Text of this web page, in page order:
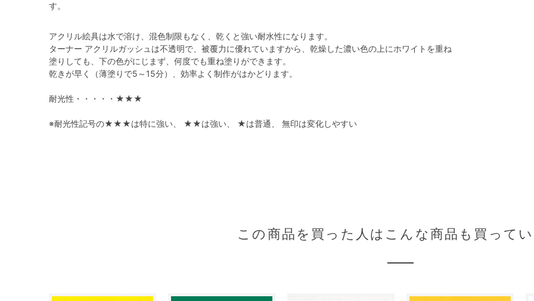
す。
アクリル絵具は水で溶け、混色制限もなく、乾くと強い耐水性になります。
ターナー アクリルガッシュは不透明で、被覆力に優れていますから、乾燥した濃い色の上にホワイトを重ね
塗りしても、下の色がにじまず、何度でも重ね塗りができます。
乾きが早く（薄塗りで5～15分）、効率よく制作がはかどります。
耐光性・・・・・★★★
※耐光性記号の★★★は特に強い、 ★★は強い、 ★は普通、 無印は変化しやすい
この商品を買った人はこんな商品も買って